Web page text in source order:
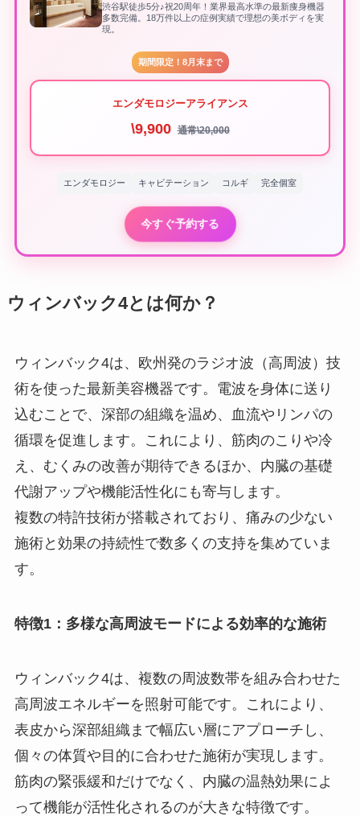
渋谷駅徒歩5分♪祝20周年！業界最高水準の最新痩身機器
多数完備。18万件以上の症例実績で理想の美ボディを実
現。
期間限定！8月末まで
エンダモロジーアライアンス
\9,900 通常\20,000
エンダモロジー キャビテーション コルギ 完全個室
今すぐ予約する
ウィンバック4とは何か？
ウィンバック4は、欧州発のラジオ波（高周波）技
術を使った最新美容機器です。電波を身体に送り
込むことで、深部の組織を温め、血流やリンパの
循環を促進します。これにより、筋肉のこりや冷
え、むくみの改善が期待できるほか、内臓の基礎
代謝アップや機能活性化にも寄与します。
複数の特許技術が搭載されており、痛みの少ない
施術と効果の持続性で数多くの支持を集めていま
す。
特徴1：多様な高周波モードによる効率的な施術
ウィンバック4は、複数の周波数帯を組み合わせた
高周波エネルギーを照射可能です。これにより、
表皮から深部組織まで幅広い層にアプローチし、
個々の体質や目的に合わせた施術が実現します。
筋肉の緊張緩和だけでなく、内臓の温熱効果によ
って機能が活性化されるのが大きな特徴です。